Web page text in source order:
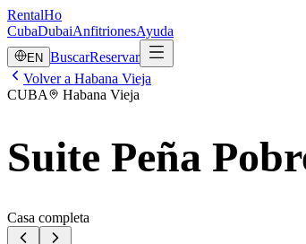
RentalHo
CubaDubaiAnfitrionesAyuda
EN BuscarReservar
Volver a Habana Vieja
CUBA
Habana Vieja
Suite Peña
Casa completa